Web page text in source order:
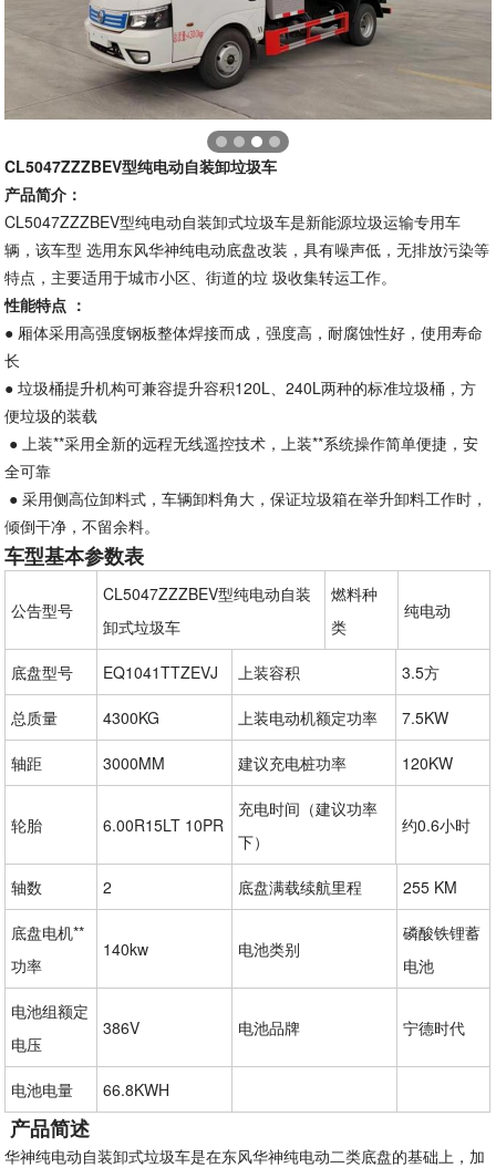
CL5047ZZZBEV型纯电动自装卸垃圾车
产品简介：
CL5047ZZZBEV型纯电动自装卸式垃圾车是新能源垃圾运输专用车
辆，该车型 选用东风华神纯电动底盘改装，具有噪声低，无排放污染等
特点，主要适用于城市小区、街道的垃 圾收集转运工作。
性能特点 ：
● 厢体采用高强度钢板整体焊接而成，强度高，耐腐蚀性好，使用寿命
长
● 垃圾桶提升机构可兼容提升容积120L、240L两种的标准垃圾桶，方
便垃圾的装载
● 上装**采用全新的远程无线遥控技术，上装**系统操作简单便捷，安
全可靠
● 采用侧高位卸料式，车辆卸料角大，保证垃圾箱在举升卸料工作时，
倾倒干净，不留余料。
车型基本参数表
公告型号
CL5047ZZZBEV型纯电动自装
卸式垃圾车
燃料种
类
纯电动
底盘型号 EQ1041TTZEVJ 上装容积 3.5方
总质量 4300KG 上装电动机额定功率 7.5KW
轴距 3000MM 建议充电桩功率 120KW
轮胎 6.00R15LT 10PR
充电时间（建议功率
下）
约0.6小时
轴数 2 底盘满载续航里程 255 KM
底盘电机**
功率
140kw 电池类别
磷酸铁锂蓄
电池
电池组额定
电压
386V 电池品牌 宁德时代
电池电量 66.8KWH
产品简述
华神纯电动自装卸式垃圾车是在东风华神纯电动二类底盘的基础上，加